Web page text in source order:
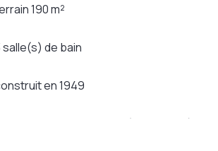
190 m²
salle(s) de bain
en 1949
Chauffage central : autre (gaz de ville)